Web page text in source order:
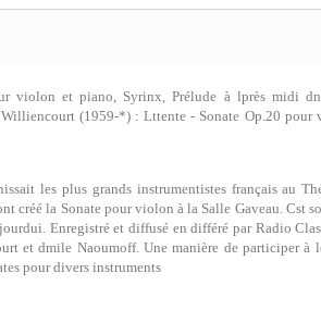
violon et piano, Syrinx, Prélude à lprès midi
(1959-*) : Lttente - Sonate Op.20 pour
les plus grands instrumentistes français au
créé la Sonate pour violon à la Salle Gaveau. Cst
Enregistré et diffusé en différé par Radio
et dmile Naoumoff. Une manière de participer à
pour divers instruments